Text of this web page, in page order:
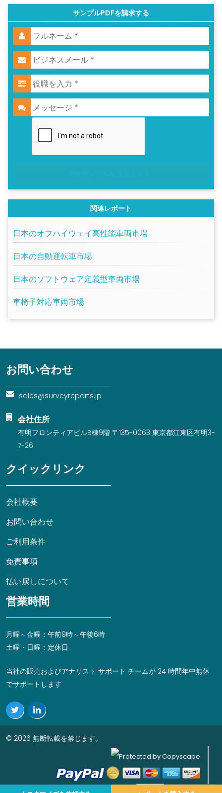
サンプルPDFを請求する
関連レポート
日本のオフハイウェイ高性能車両市場
日本の自動運転車市場
日本のソフトウェア定義型車両市場
車椅子対応車両市場
お問い合わせ
sales@surveyreports.jp
会社住所
有明フロンティアビルB棟9階 〒135-0063 東京都江東区有明3-
7-26
クイックリンク
会社概要
お問い合わせ
ご利用条件
免責事項
払い戻しについて
営業時間
月曜～金曜：午前9時～午後6時
土曜・日曜：定休日
当社の販売およびアナリスト サポート チームが 24 時間年中無休
でサポートします
© 2026 無断転載を禁じます。